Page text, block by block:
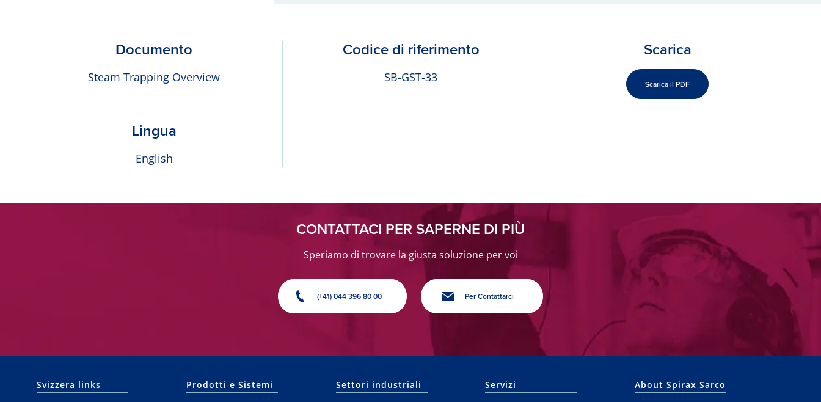
Documento
Steam Trapping Overview
Lingua
English
Codice di riferimento
SB-GST-33
Scarica
Scarica il PDF
CONTATTACI PER SAPERNE DI PIÙ
Speriamo di trovare la giusta soluzione per voi
(+41) 044 396 80 00 Per Contattarci
Svizzera links
Prodotti e Sistemi
Settori industriali
Servizi
About Spirax Sarco